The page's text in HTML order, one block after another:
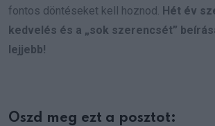
fontos döntéseket kell hoznod. Hét év
kedvelés és a „sok szerencsét”
lejjebb!
Oszd meg ezt a posztot: